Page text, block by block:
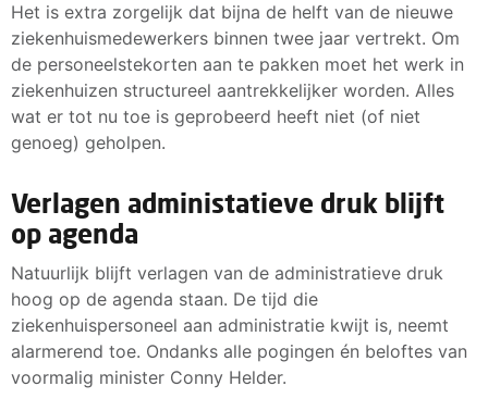
Het is extra zorgelijk dat bijna de helft van de nieuwe
ziekenhuismedewerkers binnen twee jaar vertrekt. Om
de personeelstekorten aan te pakken moet het werk in
ziekenhuizen structureel aantrekkelijker worden. Alles
wat er tot nu toe is geprobeerd heeft niet (of niet
genoeg) geholpen.
Verlagen administatieve druk blijft
op agenda
Natuurlijk blijft verlagen van de administratieve druk
hoog op de agenda staan. De tijd die
ziekenhuispersoneel aan administratie kwijt is, neemt
alarmerend toe. Ondanks alle pogingen én beloftes van
voormalig minister Conny Helder.